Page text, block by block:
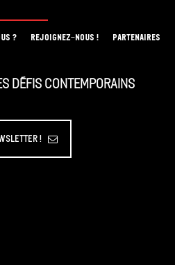
? REJOIGNEZ-NOUS ! PARTENAIRES
défis contemporains
!